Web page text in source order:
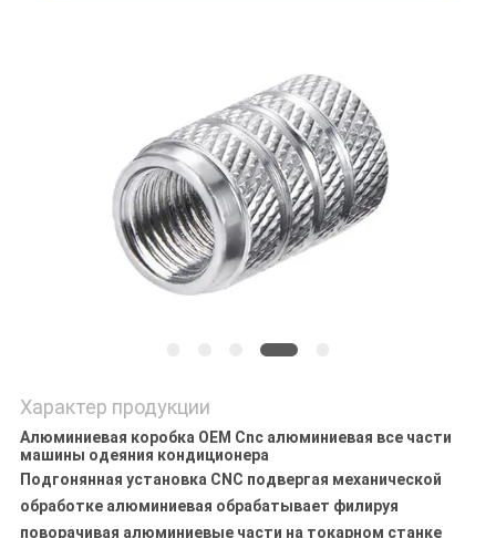
Характер продукции
Алюминиевая коробка OEM Cnc алюминиевая все части
машины одеяния кондиционера
Подгонянная установка CNC подвергая механической
обработке алюминиевая обрабатывает филируя
поворачивая алюминиевые части на токарном станке